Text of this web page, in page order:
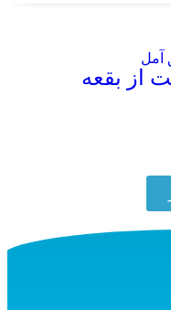
از بقعه